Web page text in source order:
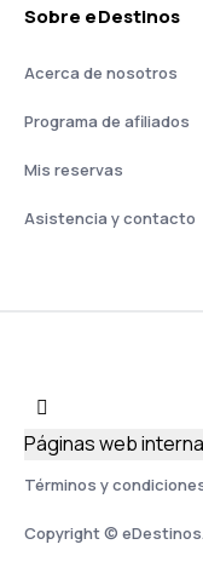
Sobre eDestinos
Acerca de nosotros
Programa de afiliados
Mis reservas
Asistencia y contacto
Términos y
Copyright ©
Páginas web